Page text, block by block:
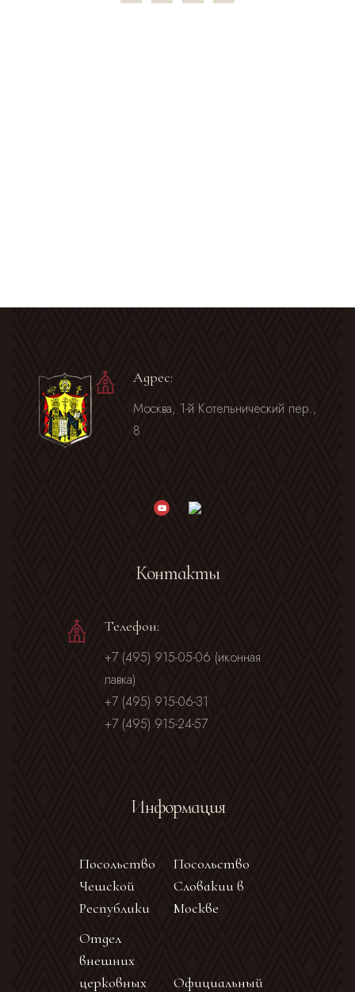
Адрес:
Москва, 1-й Котельнический пер.,
8
Контакты
Телефон:
+7 (495) 915-05-06 (иконная
лавка)
+7 (495) 915-06-31
+7 (495) 915-24-57
Информация
Посольство
Чешской
Республики
Посольство
Словакии в
Москве
Отдел
внешних
церковных
Официальный